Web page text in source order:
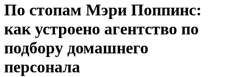
По стопам Мэри Поппинс:
как устроено агентство по
подбору домашнего
персонала